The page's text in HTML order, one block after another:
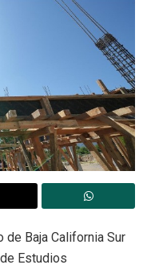
de Baja California Sur
Estudios